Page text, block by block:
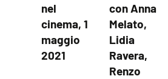
nel
cinema, 1
maggio
2021
con Anna
Melato,
Lidia
Ravera,
Renzo